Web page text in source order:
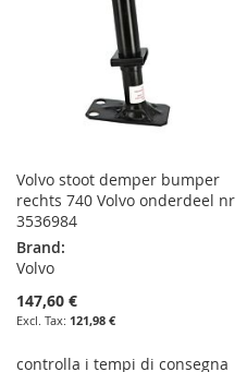
Volvo stoot demper bumper
rechts 740 Volvo onderdeel nr
3536984
Brand:
Volvo
147,60 €
121,98 €
controlla i tempi di consegna